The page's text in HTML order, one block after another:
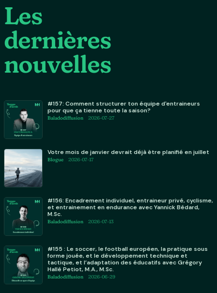
Les
dernières
nouvelles
#157: Comment structurer ton équipe d'entraineurs
pour que ça tienne toute la saison?
Baladodiffusion 2026-07-27
Votre mois de janvier devrait déjà être planifié en juillet
Blogue 2026-07-17
#156: Encadrement individuel, entraineur privé, cyclisme,
et entrainement en endurance avec Yannick Bédard,
M.Sc.
Baladodiffusion 2026-07-13
#155 : Le soccer, le football européen, la pratique sous
forme jouée, et le développement technique et
tactique, et l’adaptation des éducatifs avec Grégory
Hallé Petiot, M.A., M.Sc.
Baladodiffusion 2026-06-29